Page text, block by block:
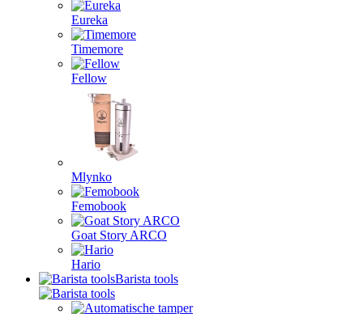
Eureka
Timemore
Fellow
Mlynko
Femobook
Goat Story ARCO
Hario
Barista tools